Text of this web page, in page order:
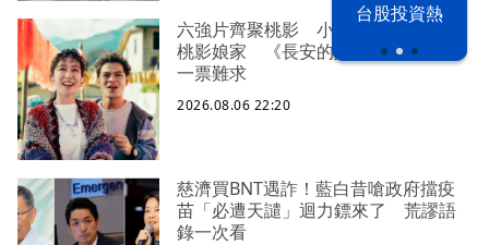
之下
台股投資熱
六強片齊聚桃影 小薰《祖先鬼》回
桃影娘家 《長安的荔枝》桃影加映
一票難求
2026.08.06 22:20
慈濟買BNT遇詐！藍白昔嗆政府擋疫
苗「必遭天譴」迴力鏢來了 荒謬語
錄一次看